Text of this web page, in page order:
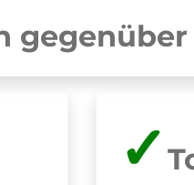
✓